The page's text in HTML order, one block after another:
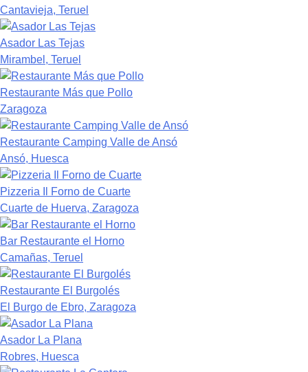
Cantavieja, Teruel
Asador Las Tejas
Mirambel, Teruel
Restaurante Más que Pollo
Zaragoza
Restaurante Camping Valle de Ansó
Ansó, Huesca
Pizzeria Il Forno de Cuarte
Cuarte de Huerva, Zaragoza
Bar Restaurante el Horno
Camañas, Teruel
Restaurante El Burgolés
El Burgo de Ebro, Zaragoza
Asador La Plana
Robres, Huesca